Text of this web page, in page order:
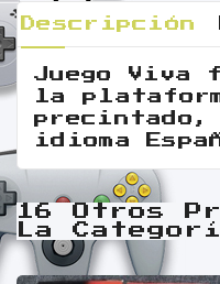
Descripción
Juego Viva
la
precintado,
idioma
16 Otros
La